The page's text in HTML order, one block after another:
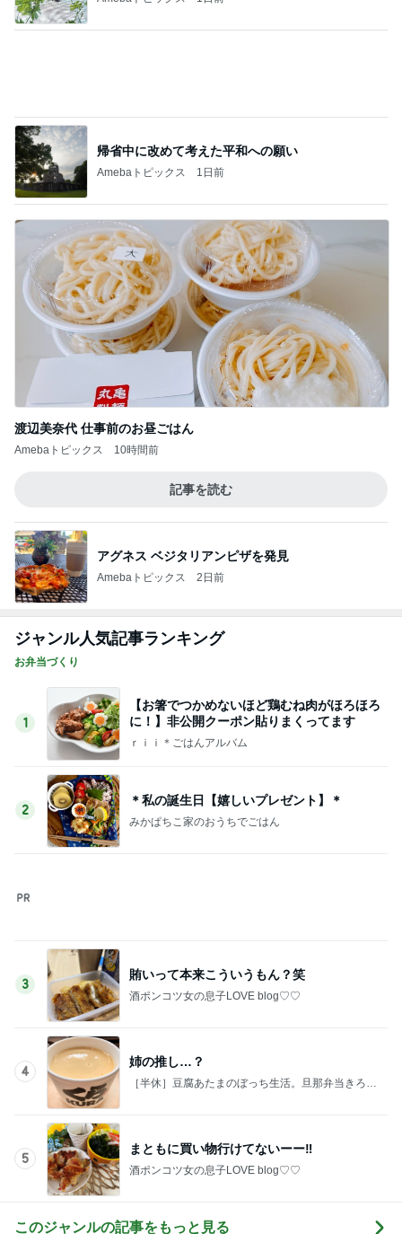
【お箸でつかめないほど鶏むね肉がほろほろ
2
みかぱちこ家のおうちでごはん
賄いって本来こういうもん？笑
酒ポンコツ女の息子LOVE blog♡♡
姉の推し…？
［半休］豆腐あたまのぼっち生活。旦那弁当きろく
はお休み中
5
まともに買い物行けてないーー‼︎
酒ポンコツ女の息子LOVE blog♡♡
Amebaトピックス 4時間前
Amebaトピックス 1日前
アグネス 太陽の光浴び感謝する時間
Amebaトピックス 1日前
神戸新作ガラっと変わったジュエリー
Amebaトピックス 22時間前
マックの大興奮のポテトタイマー
Amebaトピックス 2日前
記事を読む